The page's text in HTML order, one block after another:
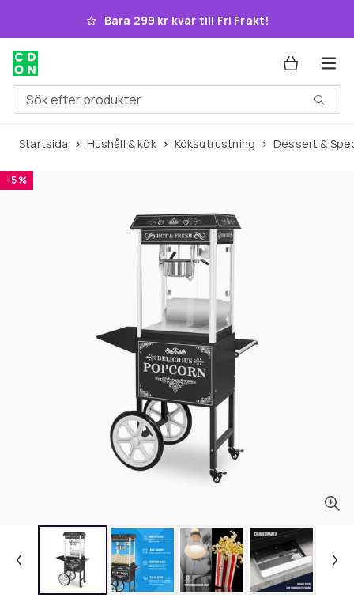
Hoppa till huvudinnehållet
Bara 299 kr kvar till Fri Frakt!
Sök efter produkter
Startsida Hushåll & kök Köksutrustning Dessert &
-5 %